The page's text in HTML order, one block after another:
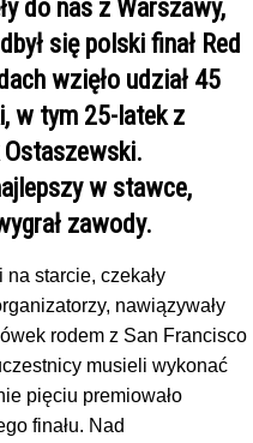
do nas z Warszawy,
się polski finał Red
wzięło udział 45
w tym 25-latek z
w stawce,
zawody.
starcie, czekały
nawiązywały
rodem z San Francisco
musieli wykonać
pięciu premiowało
finału. Nad